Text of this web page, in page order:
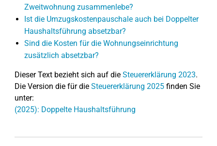
Zweitwohnung zusammenlebe?
Ist die Umzugskostenpauschale auch bei Doppelter
Haushaltsführung absetzbar?
Sind die Kosten für die Wohnungseinrichtung
zusätzlich absetzbar?
Dieser Text bezieht sich auf die Steuererklärung 2023.
Die Version die für die Steuererklärung 2025 finden Sie
unter:
(2025): Doppelte Haushaltsführung